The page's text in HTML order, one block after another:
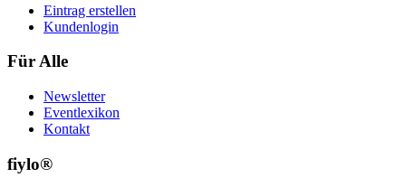
Eintrag erstellen
Kundenlogin
Für Alle
Newsletter
Eventlexikon
Kontakt
fiylo®